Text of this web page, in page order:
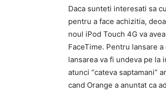
Daca sunteti interesati sa
pentru a face achizitia,
noul iPod Touch 4G va
FaceTime. Pentru lansare
lansarea va fi undeva pe la
atunci “cateva saptamani”
cand Orange a anuntat ca